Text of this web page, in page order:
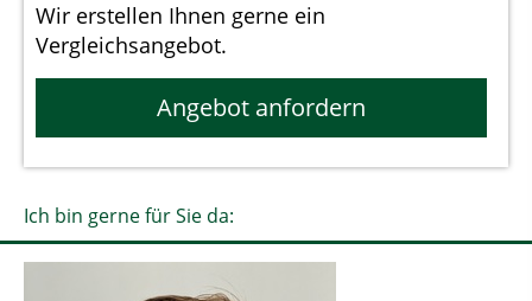
Wir erstellen Ihnen gerne ein
Vergleichsangebot.
Angebot anfordern
Ich bin gerne für Sie da: